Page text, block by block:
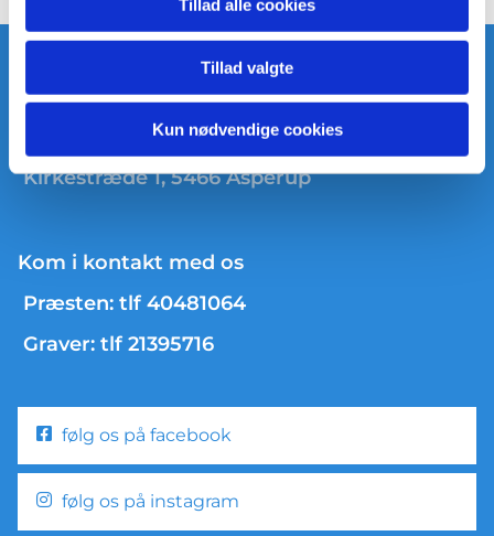
Tillad alle cookies
Tillad valgte
Kun nødvendige cookies
Asperup og Roerslev Pastorat
Kirkestræde 1, 5466 Asperup
Kom i kontakt med os
Præsten: tlf 40481064
Graver: tlf 21395716
følg os på facebook
følg os på instagram